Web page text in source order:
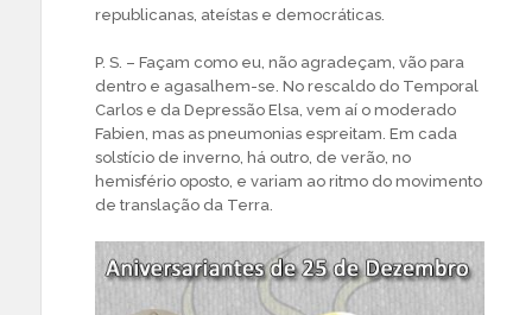
republicanas, ateístas e democráticas.
P. S. – Façam como eu, não agradeçam, vão para
dentro e agasalhem-se. No rescaldo do Temporal
Carlos e da Depressão Elsa, vem aí o moderado
Fabien, mas as pneumonias espreitam. Em cada
solstício de inverno, há outro, de verão, no
hemisfério oposto, e variam ao ritmo do movimento
de translação da Terra.